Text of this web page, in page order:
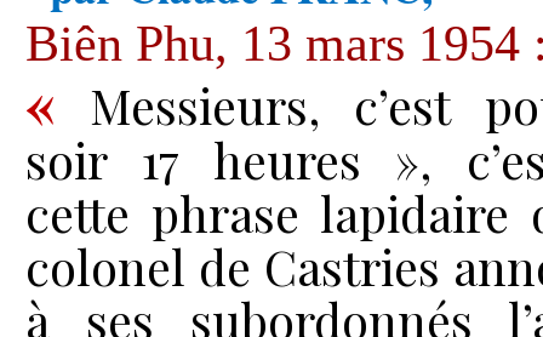
Biên Phu, 13 mars 1954
« Messieurs, c’est
soir 17 heures »,
cette phrase lapidaire
colonel de Castries
à ses subordonnés